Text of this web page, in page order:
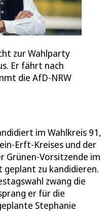
zur Wahlparty
Er fährt nach
die AfD-NRW
im Wahlkreis 91,
Erft-Kreises und der
Grünen-Vorsitzende im
zu kandidieren.
zwang die
er für die
Stephanie